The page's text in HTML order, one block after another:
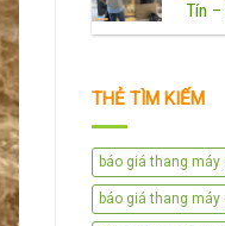
Tín
THẺ TÌM KIẾM
báo giá thang
báo giá thang